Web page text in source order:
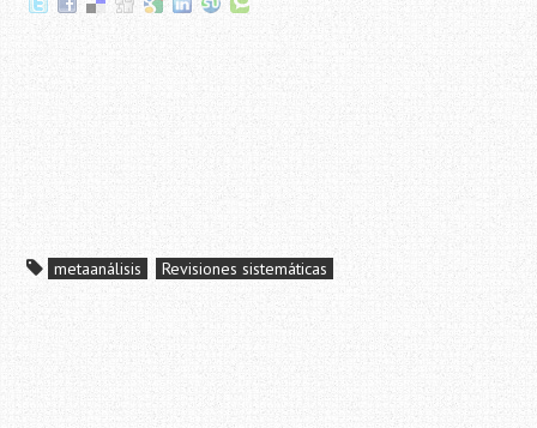
metaanálisis Revisiones sistemáticas